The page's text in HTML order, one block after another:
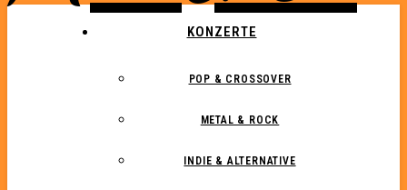
KONZERTE
POP & CROSSOVER
METAL & ROCK
INDIE & ALTERNATIVE